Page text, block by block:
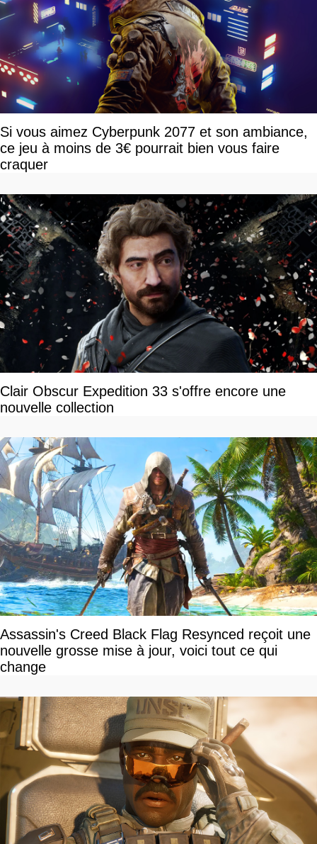
Si vous aimez Cyberpunk 2077 et son ambiance,
ce jeu à moins de 3€ pourrait bien vous faire
craquer
Clair Obscur Expedition 33 s'offre encore une
nouvelle collection
Assassin's Creed Black Flag Resynced reçoit une
nouvelle grosse mise à jour, voici tout ce qui
change